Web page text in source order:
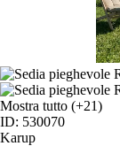
Mostra tutto (+21)
ID: 530070
Karup